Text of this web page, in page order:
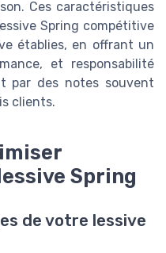
Ces caractéristiques
Spring compétitive
établies, en offrant un
et responsabilité
par des notes souvent
clients.
Spring
de votre lessive